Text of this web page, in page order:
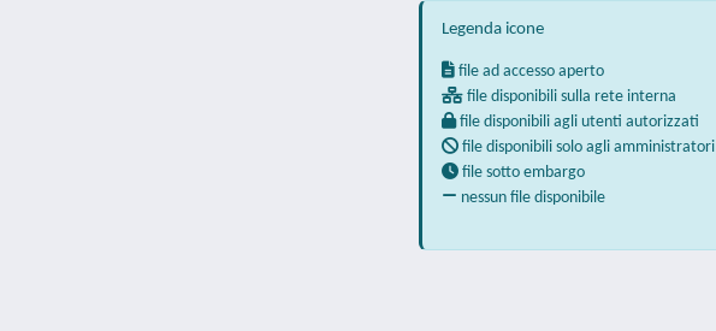
Legenda icone
file ad accesso aperto
file disponibili sulla rete interna
file disponibili agli utenti autorizzati
file disponibili solo agli amministratori
file sotto embargo
nessun file disponibile